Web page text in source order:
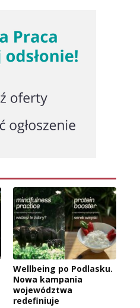
Wellbeing po Podlasku.
Nowa kampania
województwa
redefiniuje